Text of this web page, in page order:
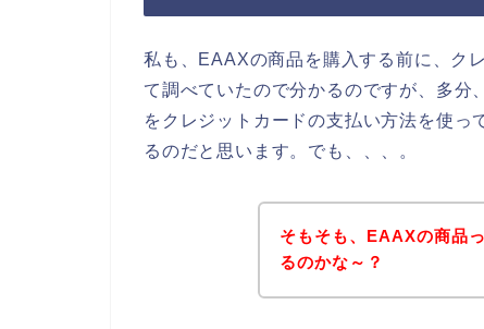
私も、EAAXの商品を購入する前に、ク
て調べていたので分かるのですが、多
をクレジットカードの支払い方法を使っ
るのだと思います。でも、、、。
そもそも、EAAXの商品
るのかな～？